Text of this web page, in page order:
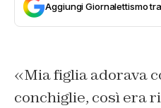
Aggiungi Giornalettismo
«Mia figlia adorava
conchiglie, così era